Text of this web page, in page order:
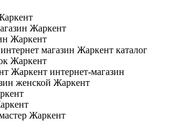
Жаркент
Жаркент
магазин Жаркент каталог
Жаркент
Жаркент интернет-магазин
женской Жаркент
Жаркент